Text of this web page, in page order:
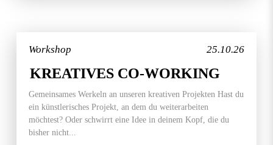
25.10.26
Workshop
KREATIVES CO-WORKING
Gemeinsames Werkeln an unseren kreativen Projekten Hast du
ein künstlerisches Projekt, an dem du weiterarbeiten
möchtest? Oder schwirrt eine Idee in deinem Kopf, die du
bisher nicht...